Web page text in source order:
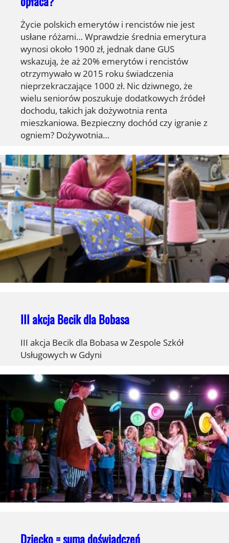
Życie polskich emerytów i rencistów nie jest
usłane różami… Wprawdzie średnia emerytura
wynosi około 1900 zł, jednak dane GUS
wskazują, że aż 20% emerytów i rencistów
otrzymywało w 2015 roku świadczenia
nieprzekraczające 1000 zł. Nic dziwnego, że
wielu seniorów poszukuje dodatkowych źródeł
dochodu, takich jak dożywotnia renta
mieszkaniowa. Bezpieczny dochód czy igranie z
ogniem? Dożywotnia…
III akcja Becik dla Bobasa
III akcja Becik dla Bobasa w Zespole Szkół
Usługowych w Gdyni
Dziecko = suma doświadczeń